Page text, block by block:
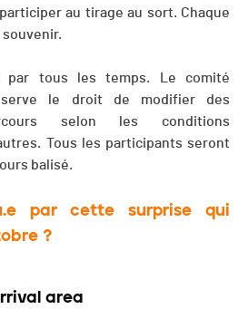
au tirage au sort. Chaque
par tous les temps. Le comité
le droit de modifier des
selon les conditions
Tous les participants seront
balisé.
par cette surprise qui
?
area